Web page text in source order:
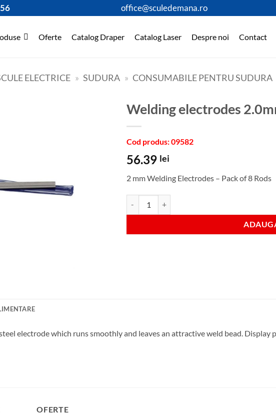
office@sculedemana.ro
Oferte Catalog Draper Catalog Laser Despre noi Contact
ELECTRICE » SUDURA » CONSUMABILE PENTRU SUDURA
welding electrodes
Cod produs: 09582
56.39 lei
2 mm Welding Electrodes – Pack of 8 Rods
electrode which runs smoothly and leaves an attractive weld bead. Display
OFERTE